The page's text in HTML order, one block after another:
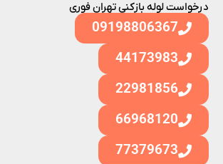
درخواست لوله بازکنی تهران فوری
09198806367
44173983
22981856
66968120
77379673